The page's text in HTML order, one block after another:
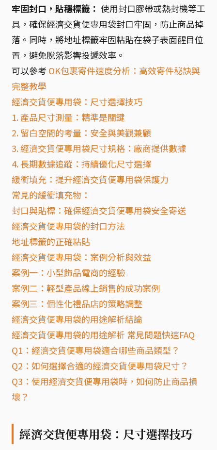
牢固封口，貼穩標籤： 使用封口膠帶或熱封機等工
具，確保經濟交貨便專用袋封口牢固，防止商品掉
落。同時，將地址標籤牢固粘貼在袋子表面醒目位
置，避免脫落影響投遞效率。
可以參考 OK包裹寄件速度分析：高效寄件秘訣與
完整教學
經濟交貨便專用袋：尺寸選擇技巧
1. 產品尺寸測量：精準是關鍵
2. 留白空間的考量：安全與美觀兼顧
3. 經濟交貨便專用袋尺寸規格：廠商提供數據
4. 長期數據追蹤：持續優化尺寸選擇
緩衝填充：提升經濟交貨便專用袋保護力
常見的緩衝填充物：
封口與貼標：確保經濟交貨便專用袋安全寄送
經濟交貨便專用袋的封口方法
地址標籤的正確粘貼
經濟交貨便專用袋：案例分析與效益
案例一：小型飾品電商的經驗
案例二：輕型產品線上銷售的成功案例
案例三：個性化禮品店的策略調整
經濟交貨便專用袋的用途解析結論
經濟交貨便專用袋的用途解析 常見問題快速FAQ
Q1：經濟交貨便專用袋適合哪些商品類型？
Q2：如何選擇合適的經濟交貨便專用袋尺寸？
Q3：使用經濟交貨便專用袋時，如何防止商品損
壞？
經濟交貨便專用袋：尺寸選擇技巧